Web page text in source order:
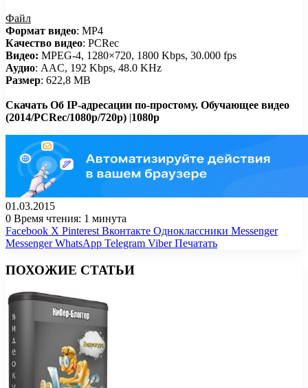
Файл
Формат видео: MP4
Качество видео: PCRec
Видео: MPEG-4, 1280×720, 1800 Kbps, 30.000 fps
Аудио: AAC, 192 Kbps, 48.0 KHz
Размер: 622,8 MB
Скачать Об IP-адресации по-простому. Обучающее видео
(2014/PCRec/1080p/720p) |1080p
01.03.2015
0 Время чтения: 1 минута
Facebook X Pinterest Вконтакте Одноклассники Messenger
Messenger WhatsApp Telegram Viber Печатать
ПОХОЖИЕ СТАТЬИ